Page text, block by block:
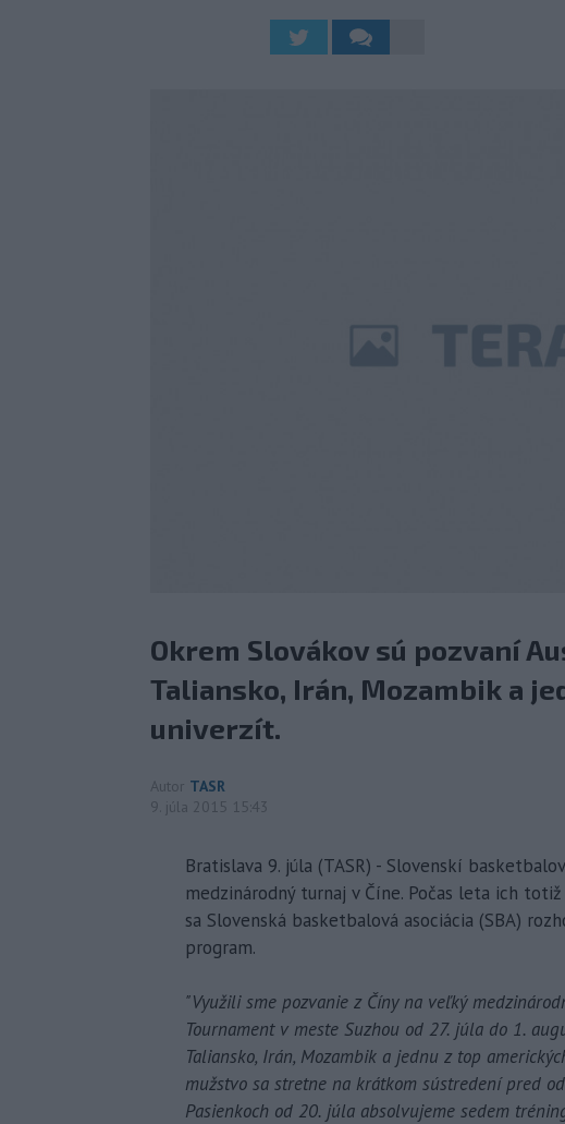
Okrem Slovákov sú pozvaní
Taliansko, Irán, Mozambik a
univerzít.
Autor TASR
9. júla 2015 15:43
Bratislava 9. júla (TASR) - Slovenskí
medzinárodný turnaj v Číne. Počas leta ich
sa Slovenská basketbalová asociácia (SBA)
program.
"Využili sme pozvanie z Číny na veľký
Tournament v meste Suzhou od 27. júla do 1.
Taliansko, Irán, Mozambik a jednu z top
mužstvo sa stretne na krátkom sústredení pred
Pasienkoch od 20. júla absolvujeme sedem